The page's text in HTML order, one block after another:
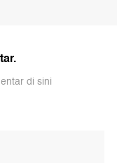
di sini